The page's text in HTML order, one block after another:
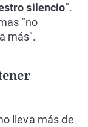
silencio".
"no
más".
lleva más de